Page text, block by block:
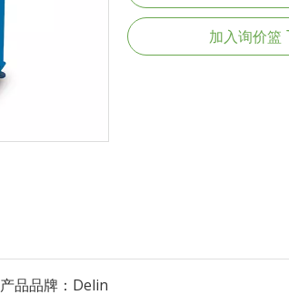
加入询价篮
产品品牌： Delin